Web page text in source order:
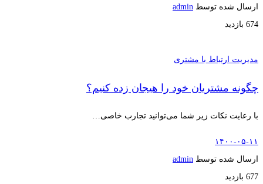
ارسال شده توسط admin
674 بازدید
مدیریت ارتباط با مشتری
چگونه مشتریان خود را هیجان زده کنیم؟
با رعایت نکات زیر شما می‌توانید تجارب خاصی…
۱۴۰۰-۰۵-۱۱
ارسال شده توسط admin
677 بازدید